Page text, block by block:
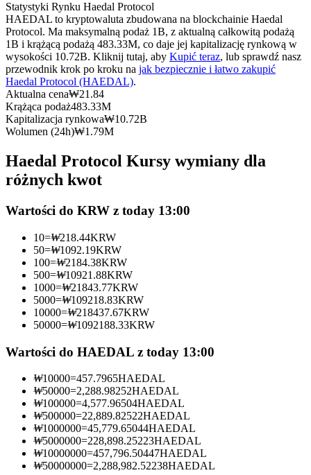
Kopiowanie Transakcji
Zostań traderem kopiującym
Ciesz się podziałem zysków i prowizjami z kopiowania
transakcji
Informacja
Statystyki Rynku Haedal Protocol
HAEDAL to kryptowaluta zbudowana na blockchainie Haedal
Protocol. Ma maksymalną podaż 1B, z aktualną całkowitą podażą
1B i krążącą podażą 483.33M, co daje jej kapitalizację rynkową w
wysokości 10.72B. Kliknij tutaj, aby Kupić teraz, lub sprawdź nasz
przewodnik krok po kroku na jak bezpiecznie i łatwo zakupić
Haedal Protocol (HAEDAL).
Aktualna cena₩21.84
Krążąca podaż483.33M
Kapitalizacja rynkowa₩10.72B
Wolumen (24h)₩1.79M
Haedal Protocol Kursy wymiany dla
różnych kwot
Wartości do KRW z today 13:00
10=₩218.44KRW
50=₩1092.19KRW
100=₩2184.38KRW
500=₩10921.88KRW
1000=₩21843.77KRW
5000=₩109218.83KRW
10000=₩218437.67KRW
50000=₩1092188.33KRW
Wartości do HAEDAL z today 13:00
₩10000=457.7965HAEDAL
₩50000=2,288.98252HAEDAL
₩100000=4,577.96504HAEDAL
₩500000=22,889.82522HAEDAL
₩1000000=45,779.65044HAEDAL
₩5000000=228,898.25223HAEDAL
₩10000000=457,796.50447HAEDAL
₩50000000=2,288,982.52238HAEDAL